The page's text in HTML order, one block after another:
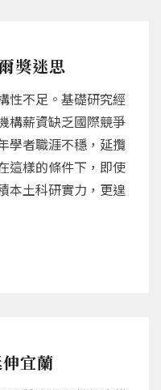
獎迷思
性不足。基礎研究經
構薪資缺乏國際競爭
學者職涯不穩，延攬
這樣的條件下，即使
本土科研實力，更遑
宜蘭